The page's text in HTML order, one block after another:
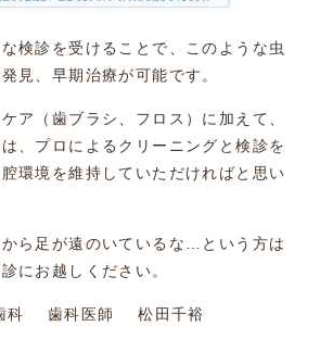
検診を受けることで、このような虫
見、早期治療が可能です。
ア（歯ブラシ、フロス）に加えて、
、プロによるクリーニングと検診を
環境を維持していただければと思い
ら足が遠のいているな…という方は
にお越しください。
科 歯科医師 松田千裕